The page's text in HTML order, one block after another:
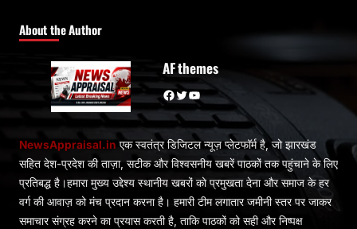
About the Author
AF themes
Facebook Twitter YouTube
NewsAppraisal.in एक स्वतंत्र डिजिटल न्यूज़ प्लेटफॉर्म है, जो झारखंड
सहित देश-प्रदेश की ताज़ा, सटीक और विश्वसनीय खबरें पाठकों तक पहुंचाने के लिए
प्रतिबद्ध है।हमारा मुख्य उद्देश्य स्थानीय खबरों को प्रमुखता देना और समाज के हर
वर्ग की आवाज़ को मंच प्रदान करना है। हमारी टीम लगातार जमीनी स्तर पर जाकर
समाचार संग्रह करने का प्रयास करती है, ताकि पाठकों को सही और निष्पक्ष